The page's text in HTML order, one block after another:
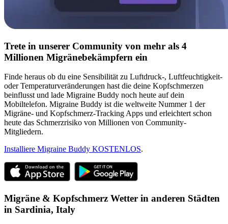
Trete in unserer Community von mehr als 4
Millionen Migränebekämpfern ein
Finde heraus ob du eine Sensibilität zu Luftdruck-, Luftfeuchtigkeit-
oder Temperaturveränderungen hast die deine Kopfschmerzen
beinflusst und lade Migraine Buddy noch heute auf dein
Mobiltelefon. Migraine Buddy ist die weltweite Nummer 1 der
Migräne- und Kopfschmerz-Tracking Apps und erleichtert schon
heute das Schmerzrisiko von Millionen von Community-
Mitgliedern.
Installiere Migraine Buddy KOSTENLOS.
Migräne & Kopfschmerz Wetter in anderen Städten
in Sardinia, Italy